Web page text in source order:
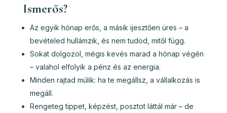
Ismerős?
Az egyik hónap erős, a másik ijesztően üres – a
bevételed hullámzik, és nem tudod, mitől függ.
Sokat dolgozol, mégis kevés marad a hónap végén
– valahol elfolyik a pénz és az energia.
Minden rajtad múlik: ha te megállsz, a vállalkozás is
megáll.
Rengeteg tippet, képzést, posztot láttál már – de